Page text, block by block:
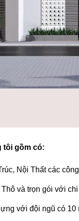
tôi gồm có:
Nội Thất các
và trọn gói với
với đội ngũ có 10